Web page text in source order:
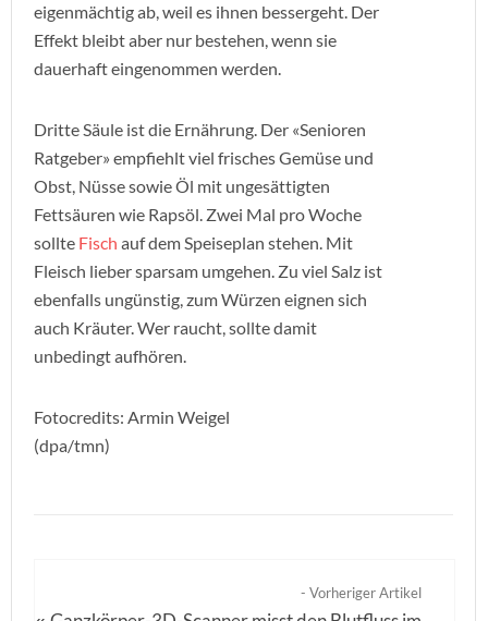
eigenmächtig ab, weil es ihnen bessergeht. Der
Effekt bleibt aber nur bestehen, wenn sie
dauerhaft eingenommen werden.
Dritte Säule ist die Ernährung. Der «Senioren
Ratgeber» empfiehlt viel frisches Gemüse und
Obst, Nüsse sowie Öl mit ungesättigten
Fettsäuren wie Rapsöl. Zwei Mal pro Woche
sollte Fisch auf dem Speiseplan stehen. Mit
Fleisch lieber sparsam umgehen. Zu viel Salz ist
ebenfalls ungünstig, zum Würzen eignen sich
auch Kräuter. Wer raucht, sollte damit
unbedingt aufhören.
Fotocredits: Armin Weigel
(dpa/tmn)
- Vorheriger Artikel